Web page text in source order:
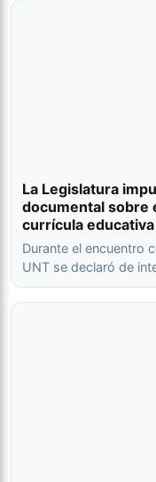
La Legislatura
documental sobre
currícula educativa
Durante el encuentro
UNT se declaró de